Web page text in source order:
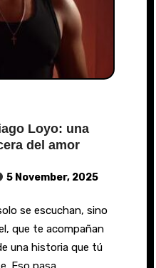
Loyo: una
del amor
5 November, 2025
que te acompañan
una historia que tú